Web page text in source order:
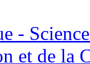
-
et de la